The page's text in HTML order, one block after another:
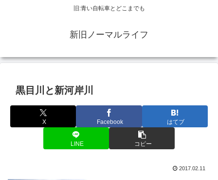
旧:青い自転車とどこまでも
新旧ノーマルライフ
黒目川と新河岸川
X Facebook はてブ
LINE コピー
2017.02.11